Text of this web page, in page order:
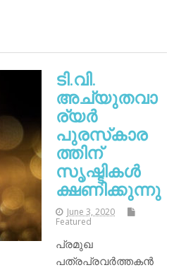
ടി.വി.
അച്യുതവാ
ര്യര്‍
പുരസ്‌കാര
ത്തിന്
സൃഷ്ടികള്‍
ക്ഷണിക്കുന്നു
June 3, 2020
Featured
പ്രമുഖ
പത്രപ്രവര്‍ത്തകന്‍